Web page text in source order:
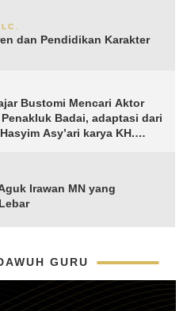
dan Pendidikan Karakter
Bustomi Mencari Aktor
Badai, adaptasi dari
Asy’ari karya KH.
Irawan MN yang
GURU